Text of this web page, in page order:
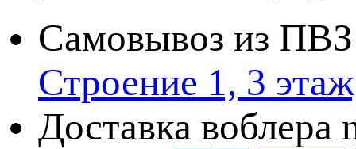
Самовывоз из
Строение 1, 3
Доставка